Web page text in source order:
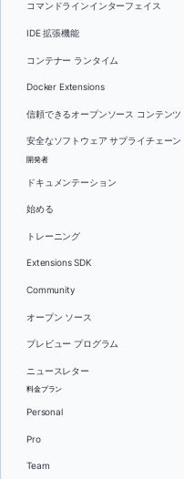
コマンドラインインターフェイス
IDE 拡張機能
コンテナー ランタイム
Docker Extensions
信頼できるオープンソース コンテンツ
安全なソフトウェア サプライチェーン
開発者
ドキュメンテーション
始める
トレーニング
Extensions SDK
Community
オープン ソース
プレビュー プログラム
ニュースレター
料金プラン
Personal
Pro
Team